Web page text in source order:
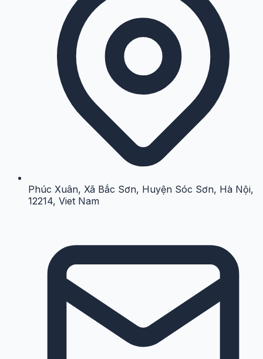
Phúc Xuân, Xã Bắc Sơn, Huyện Sóc Sơn, Hà Nội,
12214, Viet Nam